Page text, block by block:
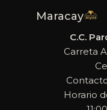
Maracay
C.C.
Carreta
Horario